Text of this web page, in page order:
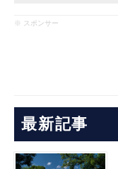
※ スポンサー
最新記事